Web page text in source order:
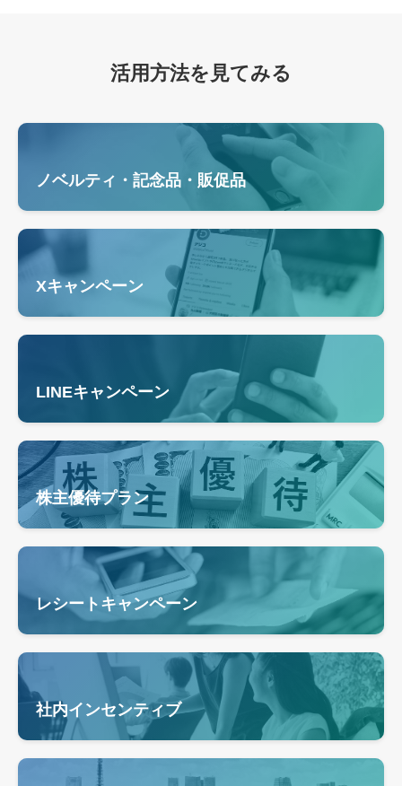
活用方法を見てみる
ノベルティ・記念品・販促品
Xキャンペーン
LINEキャンペーン
株主優待プラン
レシートキャンペーン
社内インセンティブ